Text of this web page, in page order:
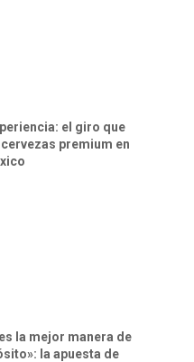
el giro que
premium en
la mejor manera de
la apuesta de